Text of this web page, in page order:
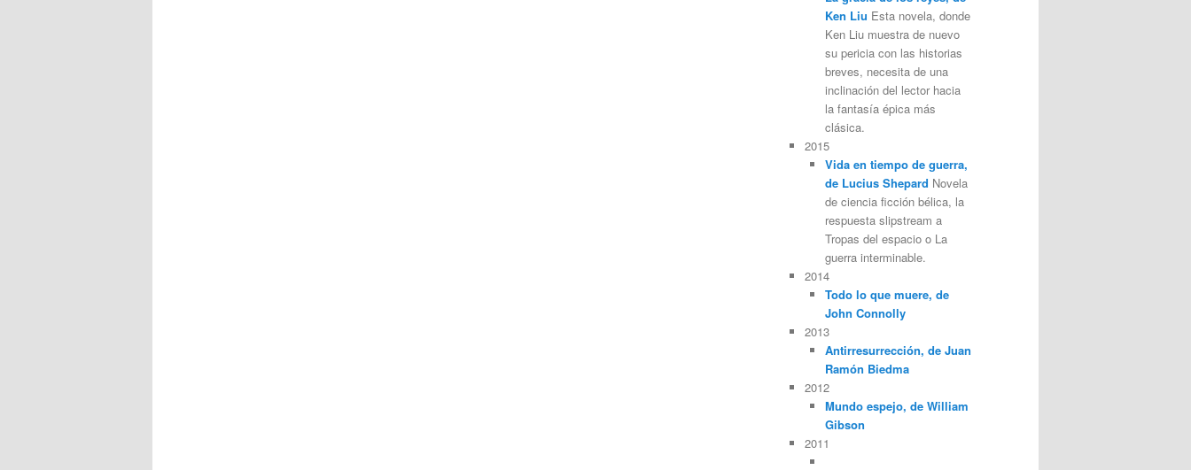
Ken Liu Esta novela, donde
Ken Liu muestra de nuevo
su pericia con las historias
breves, necesita de una
inclinación del lector hacia
la fantasía épica más
clásica.
2015
Vida en tiempo de guerra,
de Lucius Shepard Novela
de ciencia ficción bélica, la
respuesta slipstream a
Tropas del espacio o La
guerra interminable.
2014
Todo lo que muere, de
John Connolly
2013
Antirresurrección, de Juan
Ramón Biedma
2012
Mundo espejo, de William
Gibson
2011